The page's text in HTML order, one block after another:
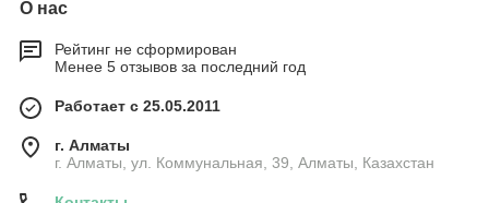
поставляется в рулонах нескольких размеров.
– от двадцати до пятидесяти метров.
сигнальную сетку
Филиалы компании Протэкт Казахстан представлены в г.
Алматы и Астана (Нур-Султан), осуществляем прямые
О нас
Рейтинг не сформирован
Менее 5 отзывов за последний год
Работает с 25.05.2011
г. Алматы
г. Алматы, ул. Коммунальная, 39, Алматы, Казахстан